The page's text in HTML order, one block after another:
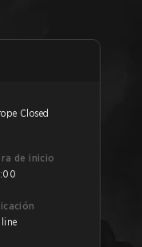
Closed
de inicio